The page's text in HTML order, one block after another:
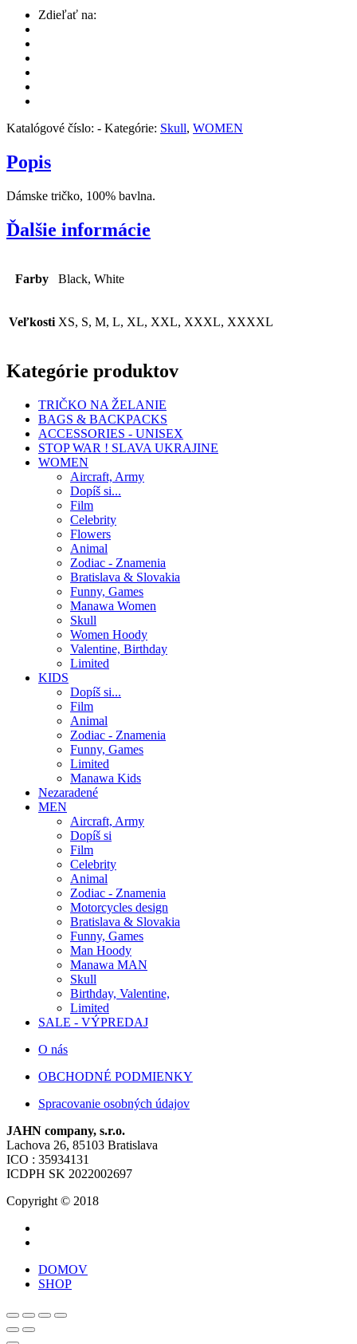
Zdieľať na:
Katalógové číslo: - Kategórie: Skull, WOMEN
Popis
Dámske tričko, 100% bavlna.
Ďalšie informácie
Farby Black, White
Veľkosti XS, S, M, L, XL, XXL, XXXL, XXXXL
Kategórie produktov
TRIČKO NA ŽELANIE
BAGS & BACKPACKS
ACCESSORIES - UNISEX
STOP WAR ! SLAVA UKRAJINE
WOMEN
Aircraft, Army
Dopíš si...
Film
Celebrity
Flowers
Animal
Zodiac - Znamenia
Bratislava & Slovakia
Funny, Games
Manawa Women
Skull
Women Hoody
Valentine, Birthday
Limited
KIDS
Dopíš si...
Film
Animal
Zodiac - Znamenia
Funny, Games
Limited
Manawa Kids
Nezaradené
MEN
Aircraft, Army
Dopíš si
Film
Celebrity
Animal
Zodiac - Znamenia
Motorcycles design
Bratislava & Slovakia
Funny, Games
Man Hoody
Manawa MAN
Skull
Birthday, Valentine,
Limited
SALE - VÝPREDAJ
O nás
OBCHODNÉ PODMIENKY
Spracovanie osobných údajov
JAHN company, s.r.o.
Lachova 26, 85103 Bratislava
ICO : 35934131
ICDPH SK 2022002697
Copyright © 2018
DOMOV
SHOP